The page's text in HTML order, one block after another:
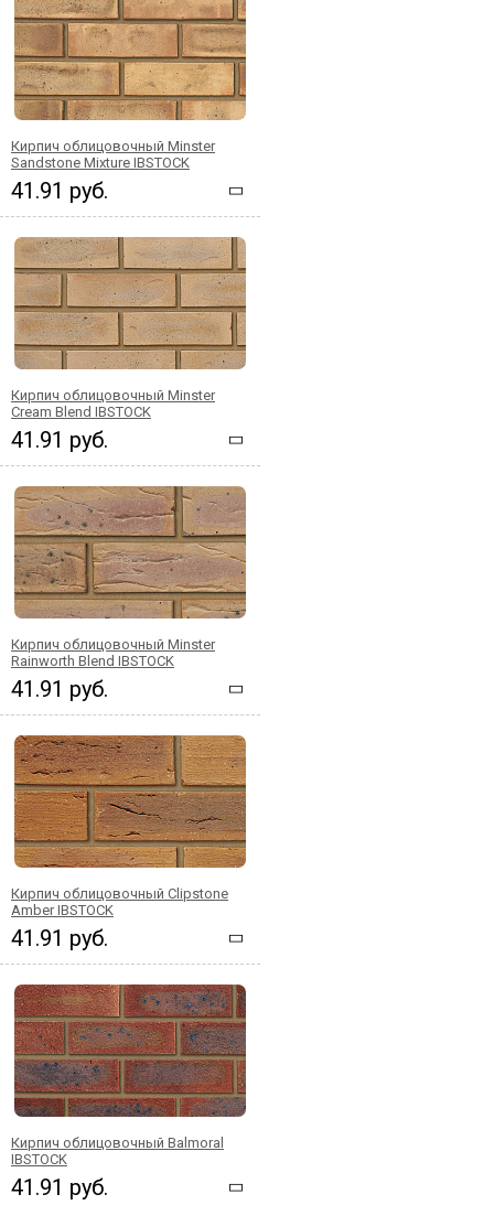
Кирпич облицовочный Minster
Sandstone Mixture IBSTOCK
41.91 руб.
Кирпич облицовочный Minster
Cream Blend IBSTOCK
41.91 руб.
Кирпич облицовочный Minster
Rainworth Blend IBSTOCK
41.91 руб.
Кирпич облицовочный Clipstone
Amber IBSTOCK
41.91 руб.
Кирпич облицовочный Balmoral
IBSTOCK
41.91 руб.